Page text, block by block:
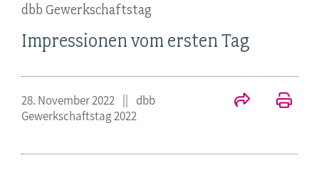
dbb Gewerkschaftstag
Impressionen vom ersten Tag
28. November 2022
dbb
Gewerkschaftstag 2022